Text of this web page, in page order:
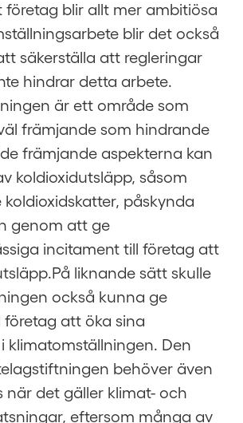
företag blir allt mer ambitiösa
blir det också
säkerställa att regleringar
hindrar detta arbete.
är ett område som
främjande som hindrande
främjande aspekterna kan
koldioxidutsläpp, såsom
påskynda
genom att ge
incitament till företag att
liknande sätt skulle
också kunna ge
att öka sina
klimatomställningen. Den
behöver även
när det gäller klimat- och
eftersom många av